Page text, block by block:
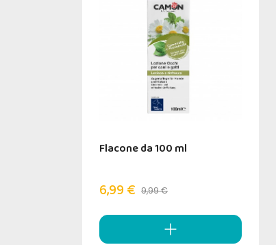
Flacone da 100 ml
6,99 € 9,99 €